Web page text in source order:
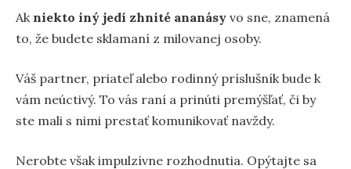
Ak niekto iný jedí zhnité ananásy vo sne, znamená
to, že budete sklamaní z milovanej osoby.
Váš partner, priateľ alebo rodinný príslušník bude k
vám neúctivý. To vás raní a prinúti premýšľať, či by
ste mali s nimi prestať komunikovať navždy.
Nerobte však impulzívne rozhodnutia. Opýtajte sa